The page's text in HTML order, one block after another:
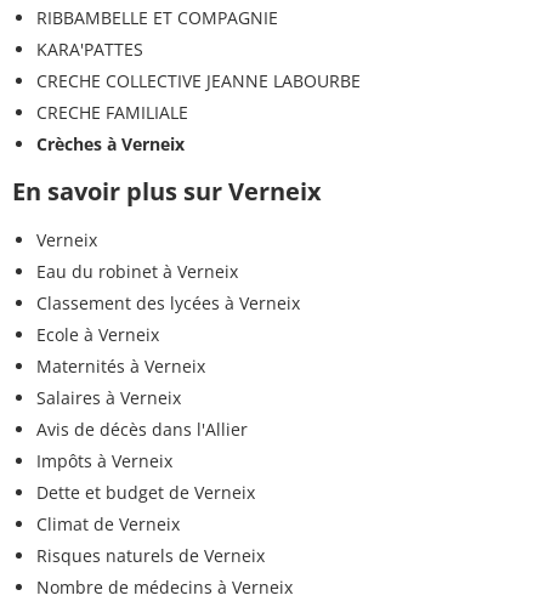
RIBBAMBELLE ET COMPAGNIE
KARA'PATTES
CRECHE COLLECTIVE JEANNE LABOURBE
CRECHE FAMILIALE
Crèches à Verneix
En savoir plus sur Verneix
Verneix
Eau du robinet à Verneix
Classement des lycées à Verneix
Ecole à Verneix
Maternités à Verneix
Salaires à Verneix
Avis de décès dans l'Allier
Impôts à Verneix
Dette et budget de Verneix
Climat de Verneix
Risques naturels de Verneix
Nombre de médecins à Verneix